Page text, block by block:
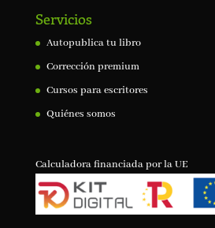
Servicios
Autopublica tu libro
Corrección premium
Cursos para escritores
Quiénes somos
Calculadora financiada por la UE